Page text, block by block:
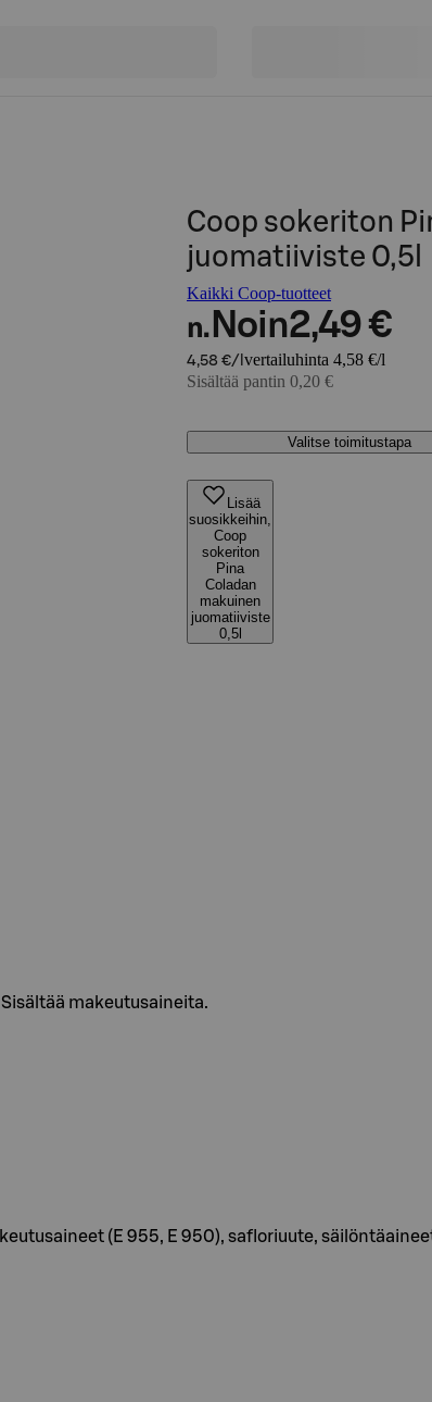
Coop sokeriton
juomatiiviste 0,5l
Kaikki Coop-tuotteet
n. Noin2,49 €
4,58 €/l vertailuhinta 4,58 €/l
Sisältää pantin 0,20 €
Valitse toimitustapa
Lisää
suosikkeihin,
Coop
sokeriton
Pina
Coladan
makuinen
juomatiiviste
0,5l
makeutusaineita.
(E 955, E 950), safloriuute,